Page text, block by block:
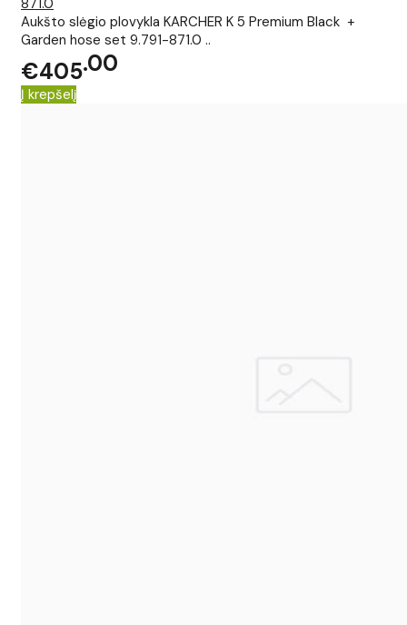
871.0
Aukšto slėgio plovykla KARCHER K 5 Premium Black +
Garden hose set 9.791-871.0 ..
€40500
Į krepšelį